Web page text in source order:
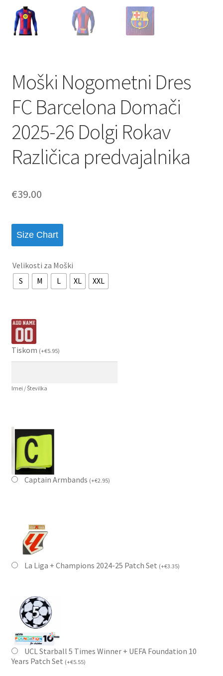
Moški Nogometni Dres
FC Barcelona Domači
2025-26 Dolgi Rokav
Različica predvajalnika
€39.00
Size Chart
Velikosti za Moški
S
M L XL XXL
Tiskom (+€5.95)
Imei / Številka
Captain Armbands (+€2.95)
La Liga + Champions 2024-25 Patch Set (+€3.35)
UCL Starball 5 Times Winner + UEFA Foundation 10
Years Patch Set (+€5.55)